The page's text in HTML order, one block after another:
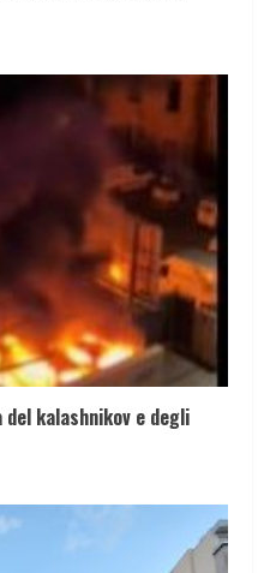
kalashnikov e degli